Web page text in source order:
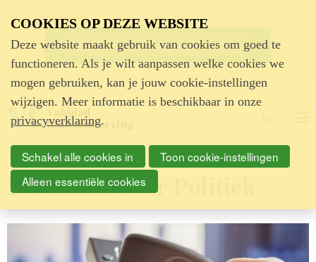
Advertentie
Berichten over Politiek
COOKIES OP DEZE WEBSITE
Deze website maakt gebruik van cookies om goed te
functioneren. Als je wilt aanpassen welke cookies we
mogen gebruiken, kan je jouw cookie-instellingen
wijzigen. Meer informatie is beschikbaar in onze
privacyverklaring.
Schakel alle cookies in
Toon cookie-instellingen
Alleen essentiële cookies